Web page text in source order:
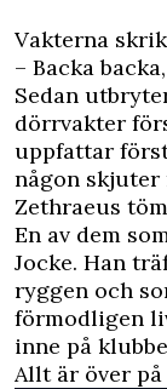
Vakterna
– Backa
Sedan
dörrvakter
uppfattar
någon skjuter
Zethraeus
En av dem
Jocke. Han
ryggen och
förmodligen
inne på
Allt är över